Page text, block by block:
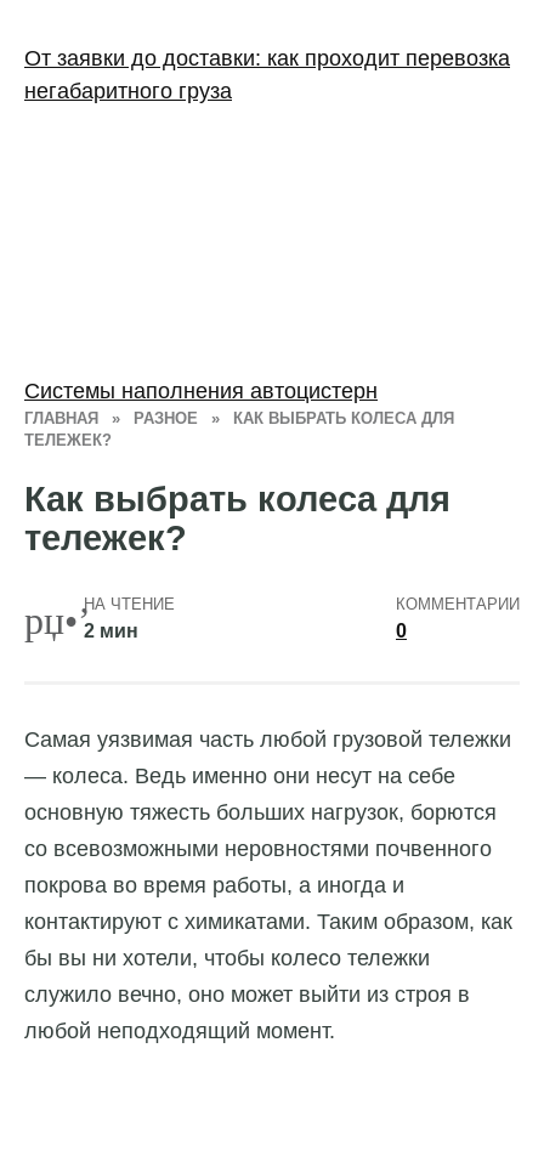
ГЛАВНАЯ » РАЗНОЕ »
КАК ВЫБРАТЬ КОЛЕСА ДЛЯ
ТЕЛЕЖЕК?
Как выбрать колеса для
тележек?
НА ЧТЕНИЕ
2 мин
КОММЕНТАРИИ
0
Самая уязвимая часть любой грузовой тележки
— колеса. Ведь именно они несут на себе
основную тяжесть больших нагрузок, борются
со всевозможными неровностями почвенного
покрова во время работы, а иногда и
контактируют с химикатами. Таким образом, как
бы вы ни хотели, чтобы колесо тележки
служило вечно, оно может выйти из строя в
любой неподходящий момент.
От заявки до доставки: как проходит перевозка
негабаритного груза
Системы наполнения автоцистерн